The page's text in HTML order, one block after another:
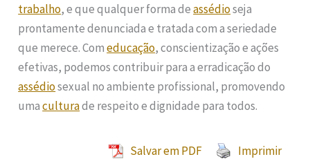
trabalho, e que qualquer forma deassédioseja
prontamente denunciada e tratada com a seriedade
que merece. Comeducação, conscientização e ações
efetivas, podemos contribuir para a erradicação do
assédiosexual no ambiente profissional, promovendo
umaculturade respeito e dignidade para todos.
Salvar em PDF Imprimir